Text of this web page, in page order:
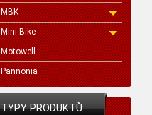
MBK
Mini-Bike
Motowell
Pannonia
TYPY PRODUKTŮ